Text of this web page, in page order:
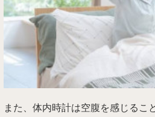
また、体内時計は空腹を感じるこ